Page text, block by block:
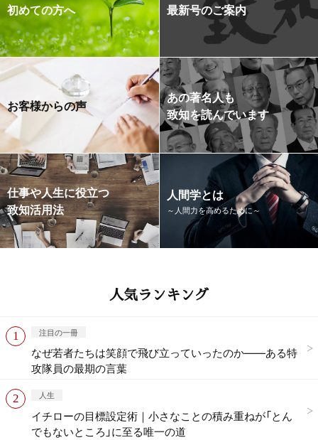
初めての方へ 最新号のご案内
お客様からの声
あの著名人も
致知を読んでいます
仕事や人生に役立つ
致知活用法
人間学とは
～人間力を高めるために～
人気ランキング
注目の一冊
なぜ若者たちは笑顔で飛び立っていったのか——ある特
攻隊員の最期の言葉
人生
イチローの目標設定術｜小さなことの積み重ねが「とん
でもないところ」に至る唯一の道